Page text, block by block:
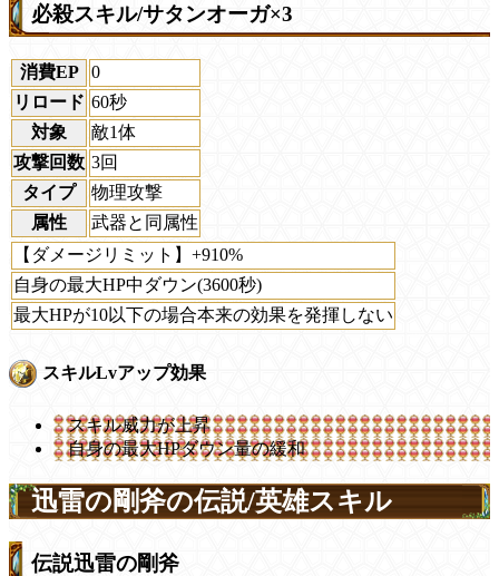
必殺スキル/サタンオーガ×3
消費EP
0
リロード 60秒
対象
敵1体
攻撃回数 3回
タイプ
物理攻撃
属性
武器と同属性
【ダメージリミット】+910%
自身の最大HP中ダウン(3600秒)
最大HPが10以下の場合本来の効果を発揮しない
スキルLvアップ効果
スキル威力が上昇
自身の最大HPダウン量の緩和
迅雷の剛斧の伝説/英雄スキル
伝説迅雷の剛斧